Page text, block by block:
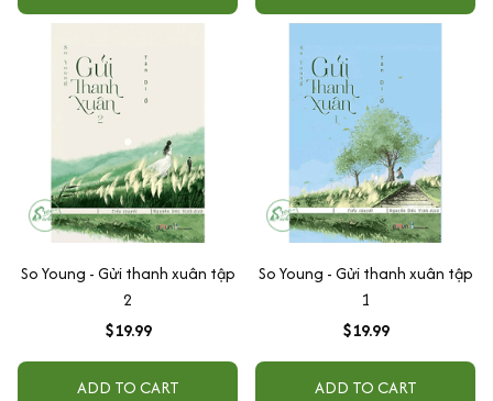
So Young - Gửi thanh xuân tập
2
$19.99
ADD TO CART
So Young - Gửi thanh xuân tập
1
$19.99
ADD TO CART